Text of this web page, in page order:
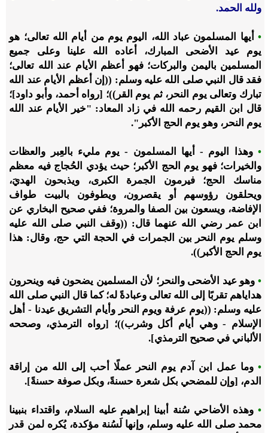
ولله الحمد.
• أيها المسلمون عباد الله، اليوم يوم من أيام الله تعالى؛ هو
يوم عيد الأضحى المبارك، أعاده الله علينا وعلى جميع
المسلمين باليمن والبركات؛ فهو أعظم الأيام عند الله تعالى؛
فقد قال النبي صلى الله عليه وسلم: ((إن أعظم الأيام عند الله
تبارك وتعالى يوم النحر، ثم يوم القر))؛ [رواه أحمد، وأبو داود]؛
قال ابن القيم رحمه الله في زاد المعاد: "خير الأيام عند الله
يوم النحر، وهو يوم الحج الأكبر".
• وهذا اليوم - أيها المسلمون - يوم مليء بالعِبر والعظات
والخيرات؛ فهو يوم الحج الأكبر؛ حيث يؤدي الحُجاج فيه معظم
مناسك الحج؛ فيرمون الجمرة الكبرى، ويذبحون الهديَ،
ويحلقون رؤوسهم أو يقصرون، ويطوفون بالبيت طواف
الإفاضة، ويسعون بين الصفا والمروة؛ ففي صحيح البخاري عن
ابن عمر رضي الله عنهما قال: ((وقف النبي صلى الله عليه
وسلم يوم النحر بين الجمرات في الحجة التي حج، وقال: هذا
يوم الحج الأكبر)).
• وهو عيد الأضحى والنحر؛ لأن المسلمين يضحون فيه وينحرون
هداياهم تقربًا إلى الله تعالى وعبادةً له؛ كما قال النبي صلى الله
عليه وسلم: ((يوم عرفة ويوم النحر وأيام التشريق عيدنا - أهل
الإسلام - وهي أيام أكل وشرب))؛ [رواه الترمذي، وصححه
الألباني في صحيح الترمذي].
• وما عمل ابن آدم يوم النحر عملًا أحب إلى الله من إراقة
الدم، [وإن للمضحي بكل شعرة حسنةً، وبكل صوفة حسنةً].
• وهذه الأضاحي سُنة أبينا إبراهيم عليه السلام، واقتداء بنبينا
محمد صلى الله عليه وسلم، وإنها لَسُنة مؤكدة، يُكره لمن قدر